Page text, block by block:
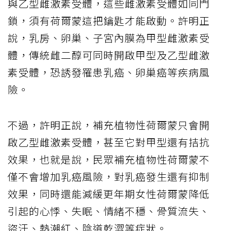
與乙型雌激素受體，這些雌激素受體如同門
鎖，須有荷爾蒙這把鑰匙才能啟動。許明正
說，乳房、卵巢、子宮內膜為甲型雌激素受
體，傳統雌二醇可同時開啟甲型及乙型雌激
素受體，恐誘發罹患乳癌、卵巢癌等疾病風
險。
不過，許明正說，補充植物性荷爾蒙只會開
啟乙型雌激素受體，甚至它對甲型還有拮抗
效果，也就是說，民眾補充植物性荷爾蒙不
僅不會增加乳癌風險，對乳癌發生還有抑制
效果，同時還能減緩更年期女性荷爾蒙降低
引起的心悸、失眠、情緒不穩、骨質流失、